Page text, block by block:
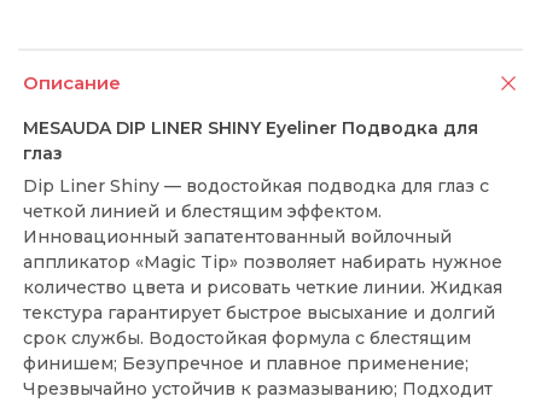
Описание
MESAUDA DIP LINER SHINY Eyeliner Подводка для
глаз
Dip Liner Shiny — водостойкая подводка для глаз с
четкой линией и блестящим эффектом.
Инновационный запатентованный войлочный
аппликатор «Magic Tip» позволяет набирать нужное
количество цвета и рисовать четкие линии. Жидкая
текстура гарантирует быстрое высыхание и долгий
срок службы. Водостойкая формула с блестящим
финишем; Безупречное и плавное применение;
Чрезвычайно устойчив к размазыванию; Подходит